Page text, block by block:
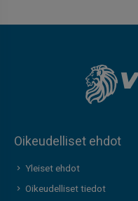
Oikeudelliset ehdot
Yleiset ehdot
Oikeudelliset tiedot